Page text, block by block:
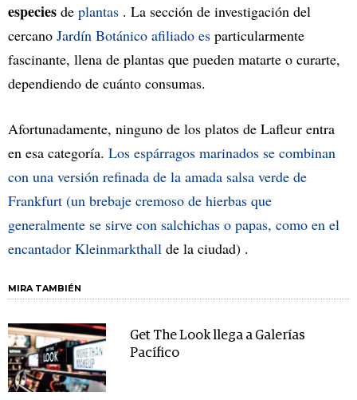
especies de plantas . La sección de investigación del
cercano Jardín Botánico afiliado es particularmente
fascinante, llena de plantas que pueden matarte o curarte,
dependiendo de cuánto consumas.
Afortunadamente, ninguno de los platos de Lafleur entra
en esa categoría. Los espárragos marinados se combinan
con una versión refinada de la amada salsa verde de
Frankfurt (un brebaje cremoso de hierbas que
generalmente se sirve con salchichas o papas, como en el
encantador Kleinmarkthall de la ciudad) .
MIRA TAMBIÉN
Get The Look llega a Galerías
Pacífico